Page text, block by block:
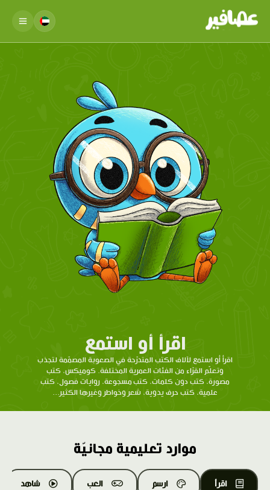
اقرأ أو استمع
اقرأ أو استمع لآلاف الكتب المتدرّحة في الصعوبة المصمّمة لتجذب
وتعلّم القرّاء من الفئات العمرية المختلفة. كوميكس، كتب
مصورة، كتب دون كلمات، كتب مسجوعة، روايات فصول، كتب
علمية، كتب حرف يدوية، شعر وخواطر وغيرها الكثير...
موارد تعليمية مجانيّة
اقرأ ارسم العب شاهد